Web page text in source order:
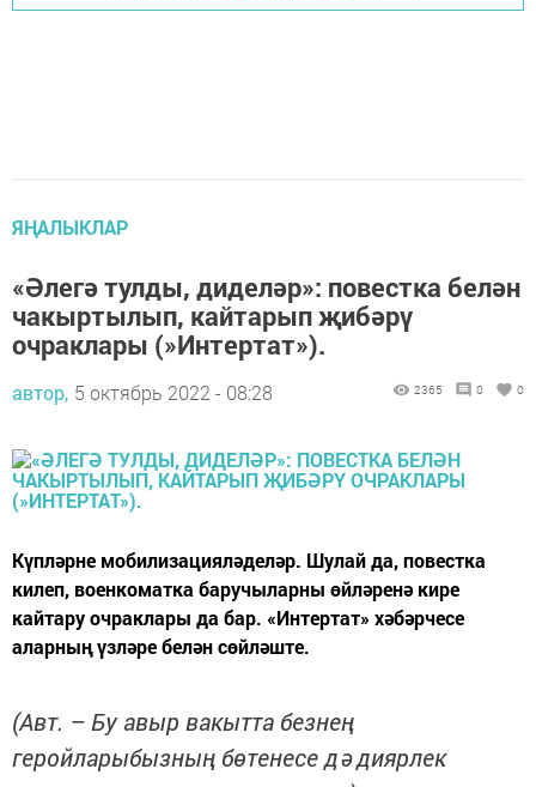
ЯҢАЛЫКЛАР
«Әлегә тулды, диделәр»: повестка белән
чакыртылып, кайтарып җибәрү
очраклары (»Интертат»).
автор, 5 октябрь 2022 - 08:28 2365 0 0
Күпләрне мобилизацияләделәр. Шулай да, повестка
килеп, военкоматка баручыларны өйләренә кире
кайтару очраклары да бар. «Интертат» хәбәрчесе
аларның үзләре белән сөйләште.
(Авт. – Бу авыр вакытта безнең
геройларыбызның бөтенесе дә диярлек